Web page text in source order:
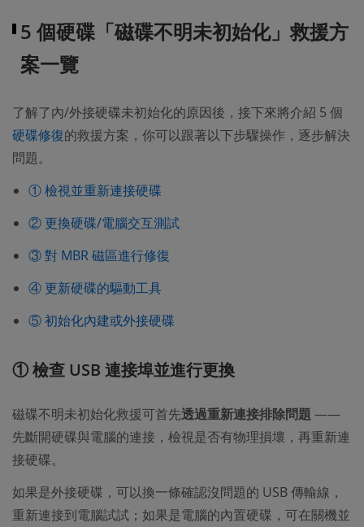
5 個硬碟「磁碟不明未初始化」救援方
案一覽
了解了內/外接硬碟未初始化的原因後，接下來將介紹 5 個
硬碟修復的救援方案，你可以跟著以下步驟操作，逐步解決
問題。
① 檢視並重新連接硬碟
② 更換硬碟/電腦交互測試
③ 對 MBR 磁區進行修復
④ 更新硬碟的驅動工具
⑤ 初始化內建或外接硬碟
① 檢查 USB 連接埠並進行更換
磁碟不明未初始化救援可首先透過重新連接排除問題 ——
先斷開硬碟與電腦的連接，檢視是否有物理損壞，再重新連
接硬碟。
如果是外接硬碟，可以換一條確認沒問題的 USB 傳輸線，
重新連接到電腦試試；如果是電腦的內置硬碟，可在關機並